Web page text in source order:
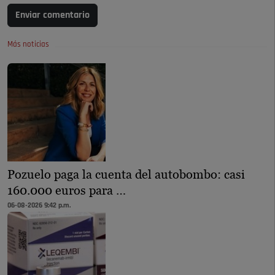
Enviar comentario
Más noticias
Pozuelo paga la cuenta del autobombo: casi
160.000 euros para …
06-08-2026 9:42 p.m.